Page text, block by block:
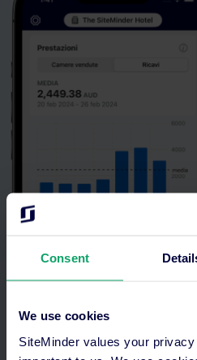
Consent
We use cookies
SiteMinder values your